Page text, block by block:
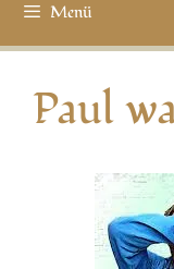
Menü
Paul